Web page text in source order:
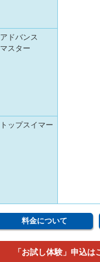
アドバンス
マスター
トップスイマー
料金について
「お試し体験」申込は